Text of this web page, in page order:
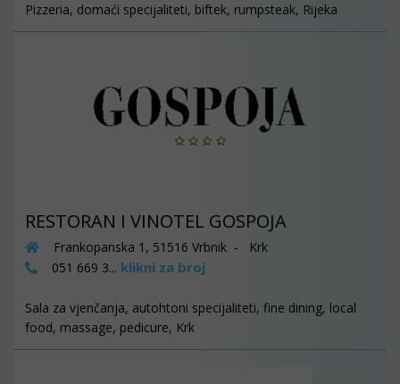
Pizzeria, domaći specijaliteti, biftek, rumpsteak, Rijeka
RESTORAN I VINOTEL GOSPOJA
Frankopanska 1, 51516 Vrbnik - Krk
051 669 3... klikni za broj
Sala za vjenčanja, autohtoni specijaliteti, fine dining, local
food, massage, pedicure, Krk